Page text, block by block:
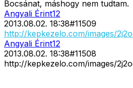
Bocsánat, máshogy nem tudtam.
Angyali Érint12
2013.08.02. 18:38#11509
http://kepkezelo.com/images/
Angyali Érint12
2013.08.02. 18:38#11508
http://kepkezelo.com/images/